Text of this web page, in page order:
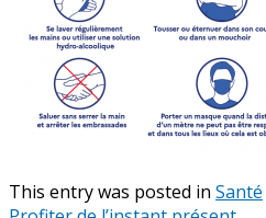
This entry was posted in Santé